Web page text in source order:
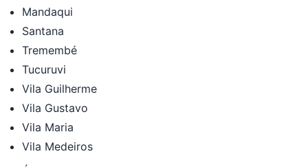
Mandaqui
Santana
Tremembé
Tucuruvi
Vila Guilherme
Vila Gustavo
Vila Maria
Vila Medeiros